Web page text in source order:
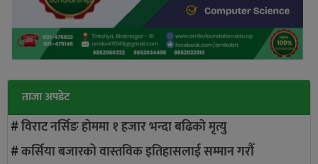
ताजा अपडेट
#विराट नर्सिङ हाेममा १ हजार भन्दा बढिकाे मृत्यु
#कर्सिया बजारको वास्तविक इतिहासलाई सम्मान गरौँ